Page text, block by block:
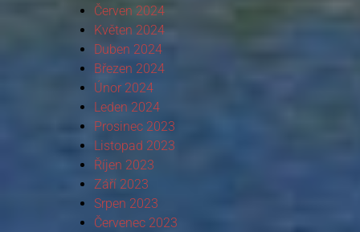
Červen 2024
Květen 2024
Duben 2024
Březen 2024
Únor 2024
Leden 2024
Prosinec 2023
Listopad 2023
Říjen 2023
Září 2023
Srpen 2023
Červenec 2023